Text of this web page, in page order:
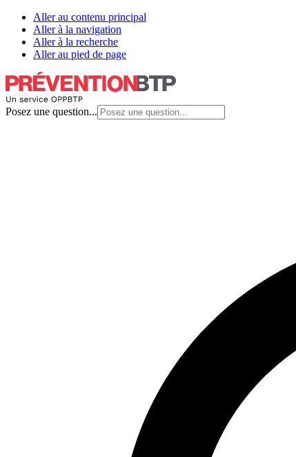
Aller au contenu principal
Aller à la navigation
Aller à la recherche
Aller au pied de page
Posez une question...